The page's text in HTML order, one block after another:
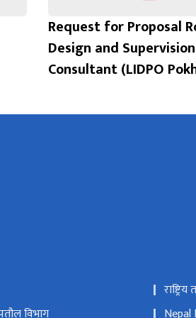
Request for Proposal
Design and Supervision
Consultant (LIDPO
विभाग
Nepal